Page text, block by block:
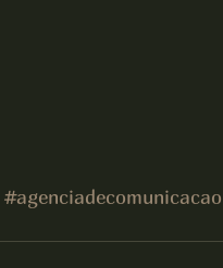
#agenciadecomunicacao